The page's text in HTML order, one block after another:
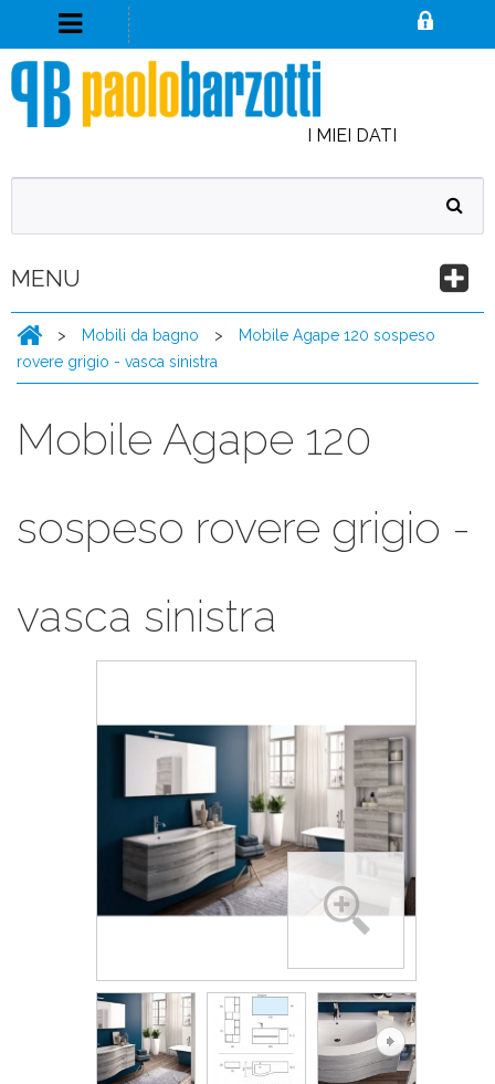
I MIEI DATI
MENU
> Mobili da bagno >
Mobile Agape 120 sospeso
rovere grigio - vasca sinistra
Mobile Agape 120
sospeso rovere grigio -
vasca sinistra